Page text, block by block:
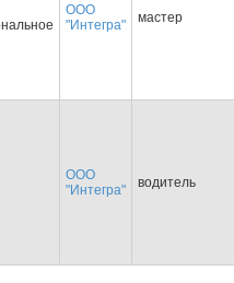
ООО
"Интегра"
мастер
ООО
"Интегра"
водитель